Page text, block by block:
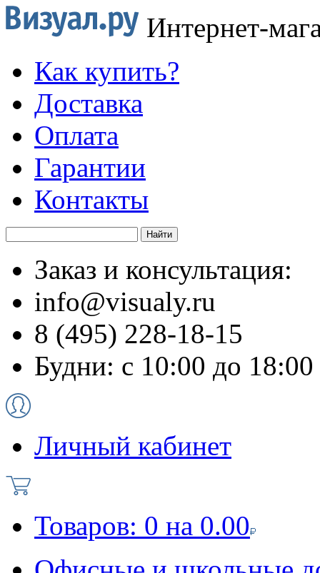
Интернет-
Как купить?
Доставка
Оплата
Гарантии
Контакты
Заказ и консультация:
info@visualy.ru
8 (495) 228-18-15
Будни: с 10:00 до 18:00
Личный кабинет
Товаров: 0 на 0.00